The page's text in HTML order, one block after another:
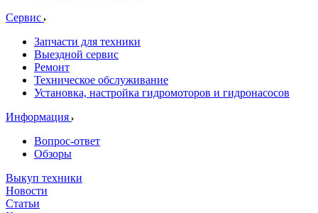
Сервис
Запчасти для техники
Выездной сервис
Ремонт
Техническое обслуживание
Установка, настройка гидромоторов и гидронасосов
Информация
Вопрос-ответ
Обзоры
Выкуп техники
Новости
Статьи